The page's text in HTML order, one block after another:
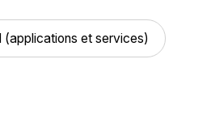
(applications et services)